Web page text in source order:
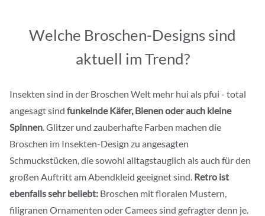
Welche Broschen-Designs sind
aktuell im Trend?
Insekten sind in der Broschen Welt mehr hui als pfui - total
angesagt sind funkelnde Käfer, Bienen oder auch kleine
Spinnen. Glitzer und zauberhafte Farben machen die
Broschen im Insekten-Design zu angesagten
Schmuckstücken, die sowohl alltagstauglich als auch für den
großen Auftritt am Abendkleid geeignet sind. Retro ist
ebenfalls sehr beliebt: Broschen mit floralen Mustern,
filigranen Ornamenten oder Camees sind gefragter denn je.